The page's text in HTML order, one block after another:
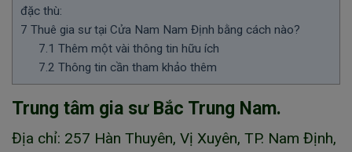
đặc thù:
7 Thuê gia sư tại Cửa Nam Nam Định bằng cách nào?
7.1 Thêm một vài thông tin hữu ích
7.2 Thông tin cần tham khảo thêm
Trung tâm gia sư Bắc Trung Nam.
Địa chỉ: 257 Hàn Thuyên, Vị Xuyên, TP. Nam Định,